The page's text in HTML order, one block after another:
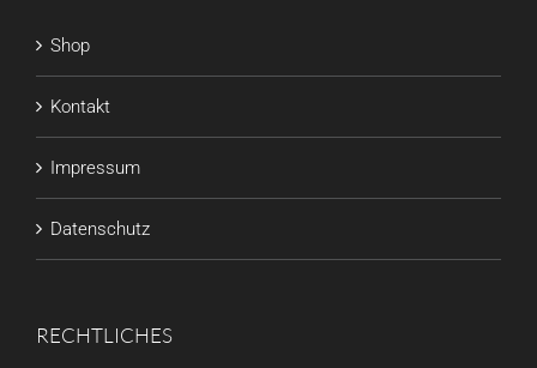
Shop
Kontakt
Impressum
Datenschutz
RECHTLICHES